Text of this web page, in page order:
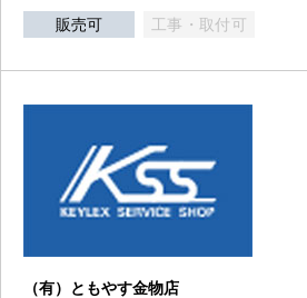
販売可 工事・取付可
（有）ともやす金物店